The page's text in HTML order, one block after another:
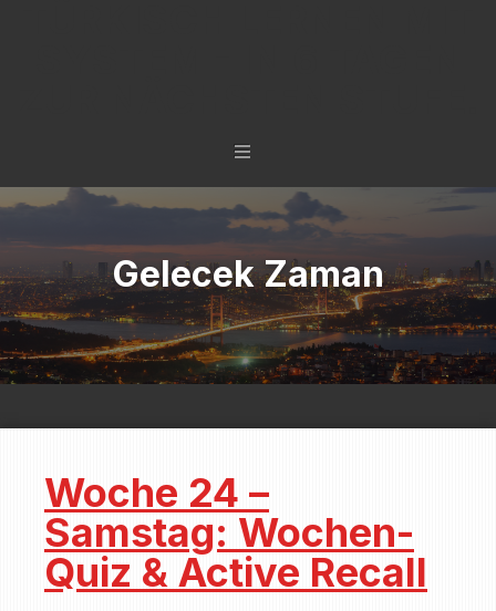
Gelecek Zaman
Woche 24 –
Samstag: Wochen-
Quiz & Active Recall